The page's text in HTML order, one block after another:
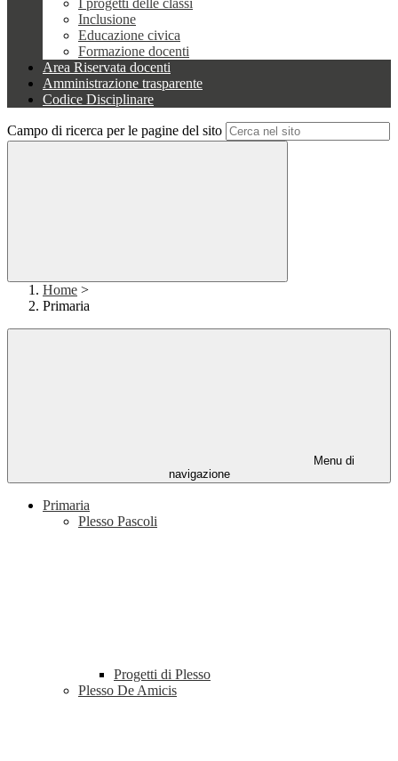
I progetti delle classi
Inclusione
Educazione civica
Formazione docenti
Area Riservata docenti
Amministrazione trasparente
Codice Disciplinare
Campo di ricerca per le pagine del sito
Home >
Primaria
Menu di
navigazione
Primaria
Plesso Pascoli
Progetti di Plesso
Plesso De Amicis